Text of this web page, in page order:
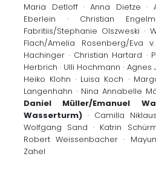
Maria Detloff · Anna Dietze ·
Eberlein · Christian
Fabritiis/Stephanie Olszweski ·
Flach/Amelia Rosenberg/Eva
Hachinger · Christian Hartard ·
Herbrich · Ulli Hochmann · Agnes
Heiko Klohn · Luisa Koch ·
Langenhahn · Nina Annabelle
Daniel Müller/Emanuel
Wasserturm) · Camilla
Wolfgang Sand · Katrin
Robert Weissenbacher ·
Zahel